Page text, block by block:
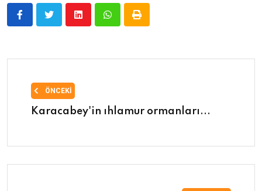
ÖNCEKI
Karacabey'in ıhlamur ormanları...